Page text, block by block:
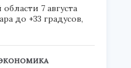
7 августа
до +33 градусов,